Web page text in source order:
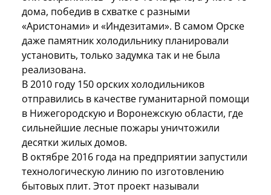
дома, победив в схватке с разными
«Аристонами» и «Индезитами». В самом Орске
даже памятник холодильнику планировали
установить, только задумка так и не была
реализована.
В 2010 году 150 орских холодильников
отправились в качестве гуманитарной помощи
в Нижегородскую и Воронежскую области, где
сильнейшие лесные пожары уничтожили
десятки жилых домов.
В октябре 2016 года на предприятии запустили
технологическую линию по изготовлению
бытовых плит. Этот проект называли